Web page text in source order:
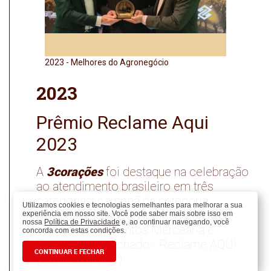
Utilizamos cookies e tecnologias semelhantes para melhorar a sua
experiência em nosso site. Você pode saber mais sobre isso em
nossa Política de Privacidade e, ao continuar navegando, você
concorda com estas condições.
CONTINUAR E FECHAR
2023 - Prêmio POPAI 2023
2023
Prêmio Reclame Aqui
2023
A 3coraçõesfoi destaque na celebração
ao atendimento brasileiro em três
categorias: campeã da categoria
Alimentos - Café e vice-campeã das
categorias Alimentos Mercearia e
Ecommerce Nichado - Reclame AQUI
(São Paulo | SP)